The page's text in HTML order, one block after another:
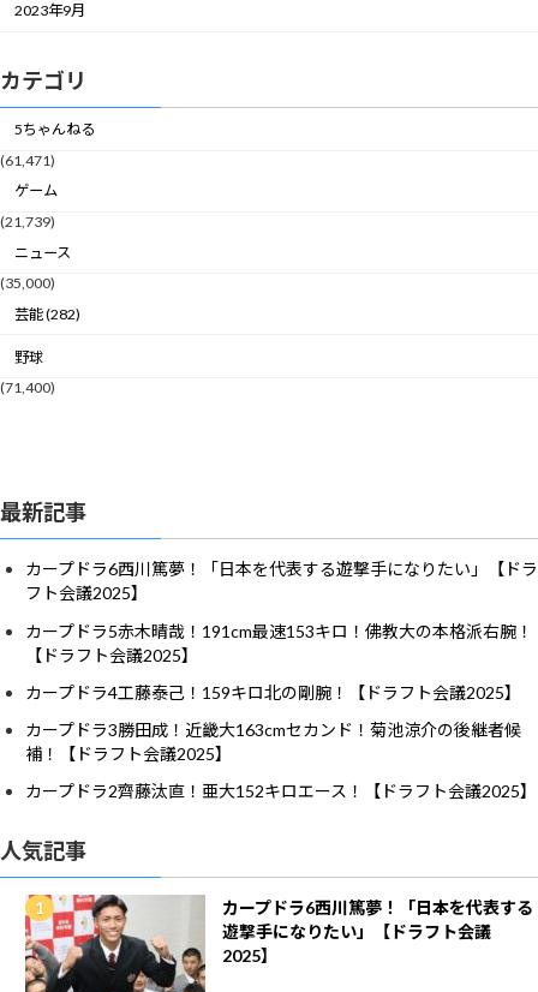
2023年9月
カテゴリ
5ちゃんねる
(61,471)
ゲーム
(21,739)
ニュース
(35,000)
芸能 (282)
野球
(71,400)
最新記事
カープドラ6西川篤夢！「日本を代表する遊撃手になりたい」【ドラ
フト会議2025】
カープドラ5赤木晴哉！191cm最速153キロ！佛教大の本格派右腕！
【ドラフト会議2025】
カープドラ4工藤泰己！159キロ北の剛腕！【ドラフト会議2025】
カープドラ3勝田成！近畿大163cmセカンド！菊池涼介の後継者候
補！【ドラフト会議2025】
カープドラ2齊藤汰直！亜大152キロエース！【ドラフト会議2025】
人気記事
カープドラ6西川篤夢！「日本を代表する
遊撃手になりたい」【ドラフト会議
2025】